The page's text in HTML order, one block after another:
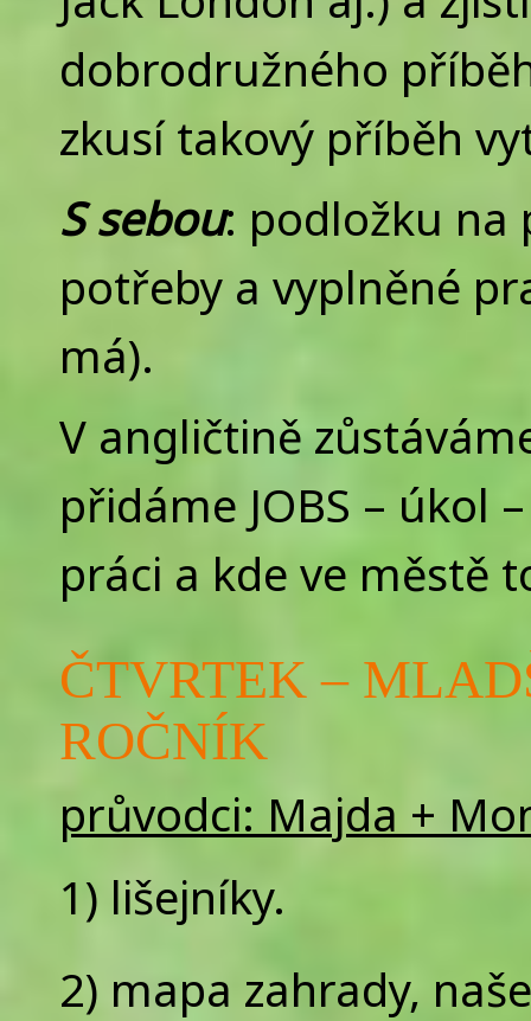
dobrodružného
zkusí takový příběh
S sebou: podložku na
potřeby a vyplněné
má).
V angličtině
přidáme JOBS – úkol
práci a kde ve městě
ČTVRTEK –
ROČNÍK
průvodci: Majda +
1) lišejníky.
2) mapa zahrady,